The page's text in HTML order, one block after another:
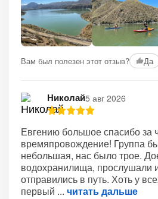
Вам был полезен этот отзыв? Да
Николай5 авг 2026
Евгению большое спасибо за
времяпровождение! Группа
небольшая, нас было трое.
водохранилища, прослушали
отправились в путь. Хоть у
первый
читать дальше